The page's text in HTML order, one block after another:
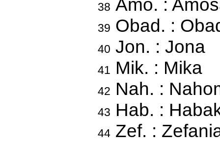
38 Amo. :
39 Obad. :
40 Jon. : Jona
41 Mik. : Mika
42 Nah. :
43 Hab. :
44Zef. :